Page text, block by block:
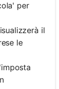
per
il
le